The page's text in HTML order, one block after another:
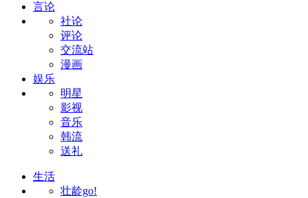
言论
社论
评论
交流站
漫画
娱乐
明星
影视
音乐
韩流
送礼
生活
壮龄go!